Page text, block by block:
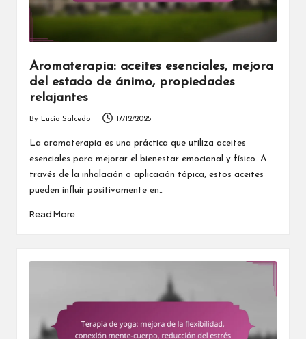
Aromaterapia: aceites esenciales, mejora
del estado de ánimo, propiedades
relajantes
by
By Lucio Salcedo 17/12/2025
La aromaterapia es una práctica que utiliza aceites
esenciales para mejorar el bienestar emocional y físico. A
través de la inhalación o aplicación tópica, estos aceites
pueden influir positivamente en…
Read More